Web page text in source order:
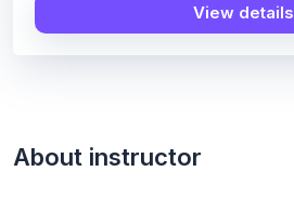
View details
About instructor